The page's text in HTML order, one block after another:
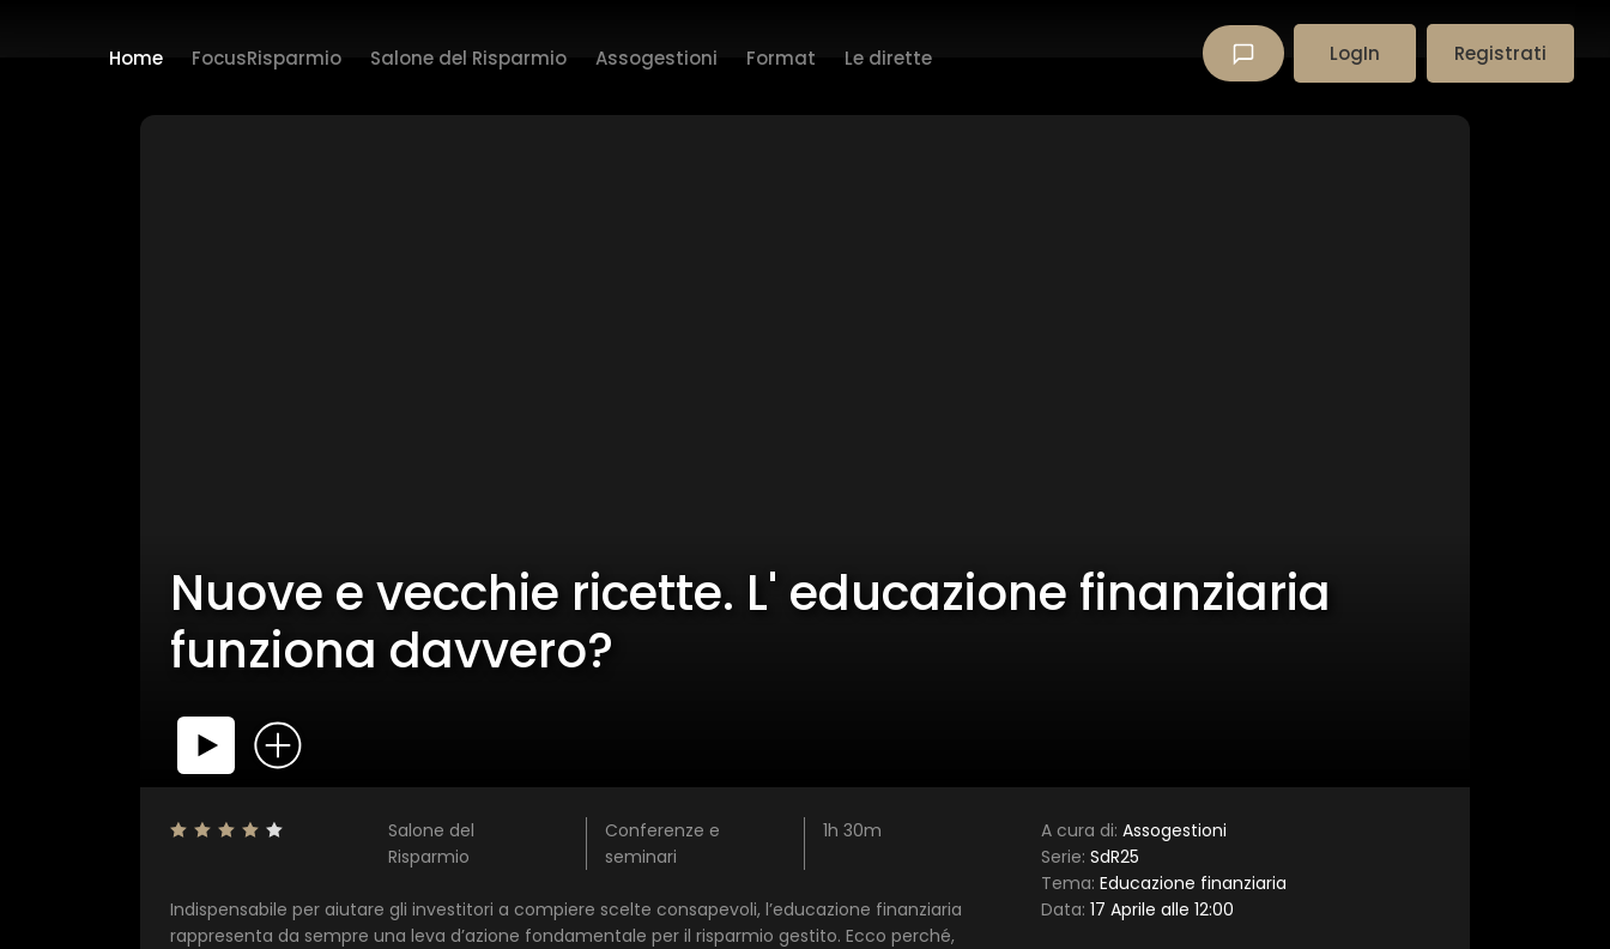
LogIn Registrati
Home FocusRisparmio Salone del Risparmio Assogestioni Format Le dirette
Nuove e vecchie ricette. L' educazione finanziaria
funziona davvero?
Salone del
Risparmio
Conferenze e
seminari
1h 30m
Indispensabile per aiutare gli investitori a compiere scelte consapevoli, l’educazione finanziaria
rappresenta da sempre una leva d’azione fondamentale per il risparmio gestito. Ecco perché,
A cura di: Assogestioni
Serie: SdR25
Tema: Educazione finanziaria
Data: 17 Aprile alle 12:00